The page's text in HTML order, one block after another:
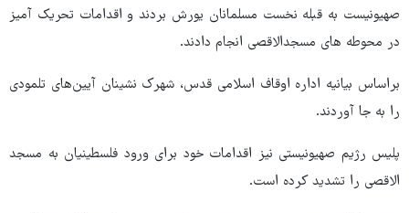
صهیونیست به قبله نخست مسلمانان یورش بردند و اقدامات تحریک آمیز
در محوطه های مسجدالاقصی انجام دادند.
براساس بیانیه اداره اوقاف اسلامی قدس، شهرک نشینان آیین‌های تلمودی
را به جا آوردند.
پلیس رژیم صهیونیستی نیز اقدامات خود برای ورود فلسطینیان به مسجد
الاقصی را تشدید کرده است.